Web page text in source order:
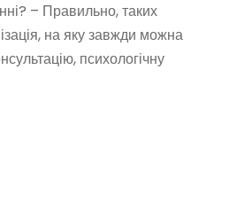
– Правильно, таких
на яку завжди можна
психологічну